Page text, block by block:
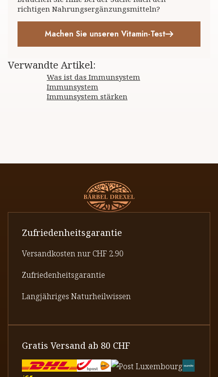
richtigen Nahrungsergänzungsmitteln?
Machen Sie unseren Vitamin-Test
Verwandte Artikel:
Was ist das Immunsystem
Immunsystem
Immunsystem stärken
Zufriedenheitsgarantie
Versandkosten nur CHF 2.90
Zufriedenheitsgarantie
Langjähriges Naturheilwissen
Gratis Versand ab 80 CHF